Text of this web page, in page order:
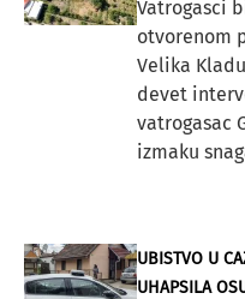
Vatrogasci
otvorenom
Velika
devet
vatrogasac
izmaku
UBISTVO U
UHAPSILA